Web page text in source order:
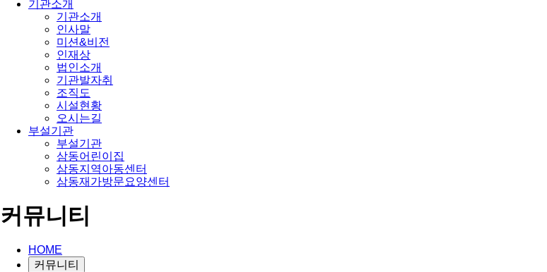
기관소개
기관소개
인사말
미션&비전
인재상
법인소개
기관발자취
조직도
시설현황
오시는길
부설기관
부설기관
삼동어린이집
삼동지역아동센터
삼동재가방문요양센터
커뮤니티
HOME
커뮤니티